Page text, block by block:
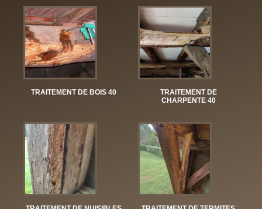
TRAITEMENT DE BOIS 40
TRAITEMENT DE
CHARPENTE 40